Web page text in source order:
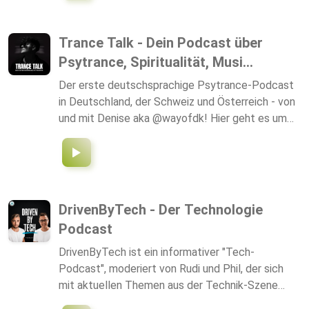
acast.com/privacy for more information.
Trance Talk - Dein Podcast über
Psytrance, Spiritualität, Musi...
Der erste deutschsprachige Psytrance-Podcast
in Deutschland, der Schweiz und Österreich - von
und mit Denise aka @wayofdk! Hier geht es um
spannende Themen rund um das Musikgenre
Psytrance, Interviews mit verschiedenen
Menschen der Psytrance-Szene wie DJs,
Festivalveranstaltern, Booking Managern, u.v.m.
sowie inspirierende Musikthemen. Zudem
kombiniert Denise auf diesem Podcast
verschiedene Themen rund um die Musik mit dem
Thema Spiritualität, denn die Psytrance-
Community steht ihrer Meinung nach eng damit in
DrivenByTech - Der Technologie
Podcast
DrivenByTech ist ein informativer "Tech-
Podcast", moderiert von Rudi und Phil, der sich
mit aktuellen Themen aus der Technik-Szene
beschäftigt. Wir diskutieren leidenschaftlich über